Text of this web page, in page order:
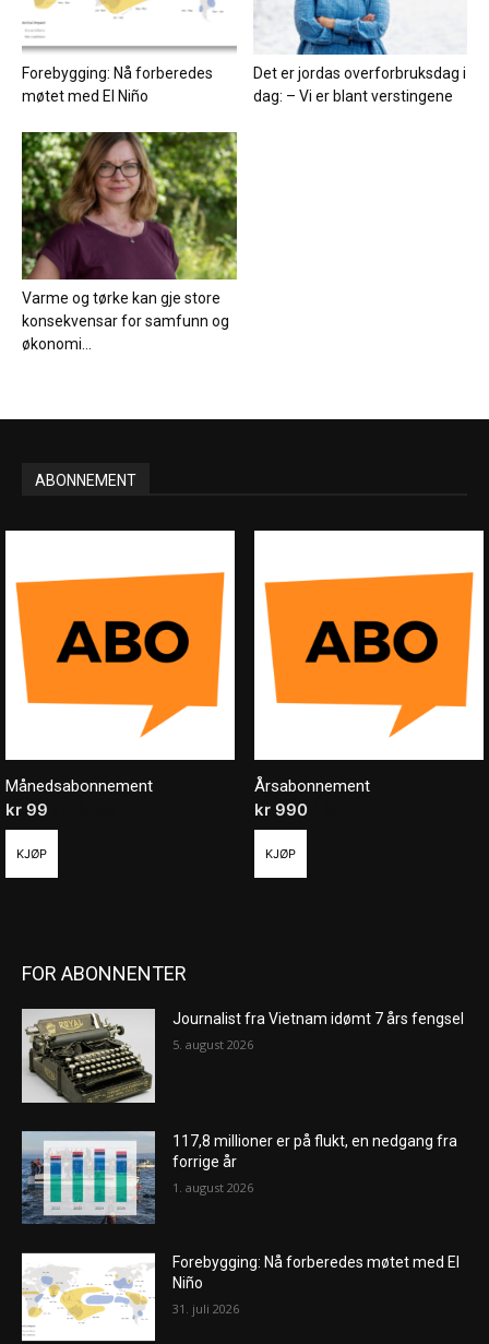
Forebygging: Nå forberedes
møtet med El Niño
Det er jordas overforbruksdag i
dag: – Vi er blant verstingene
Varme og tørke kan gje store
konsekvensar for samfunn og
økonomi...
ABONNEMENT
Månedsabonnement
kr 99
KJØP
Årsabonnement
kr990
KJØP
FOR ABONNENTER
Journalist fra Vietnam idømt 7 års fengsel
5. august 2026
117,8 millioner er på flukt, en nedgang fra
forrige år
1. august 2026
Forebygging: Nå forberedes møtet med El
Niño
31. juli 2026